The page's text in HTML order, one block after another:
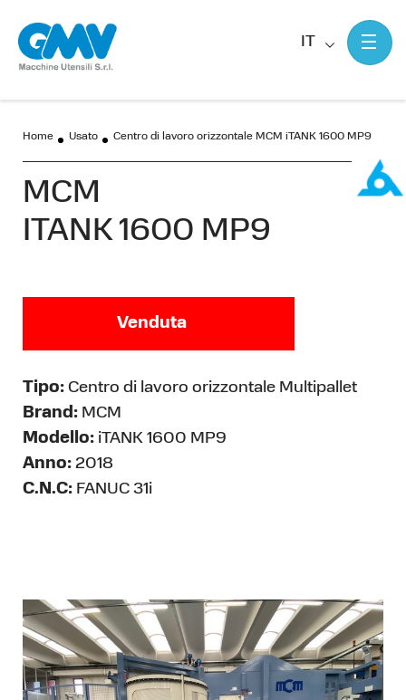
IT
Home Usato Centro di lavoro orizzontale MCM iTANK 1600 MP9
MCM
ITANK 1600 MP9
Venduta
Tipo: Centro di lavoro orizzontale Multipallet
Brand: MCM
Modello: iTANK 1600 MP9
Anno: 2018
C.N.C: FANUC 31i